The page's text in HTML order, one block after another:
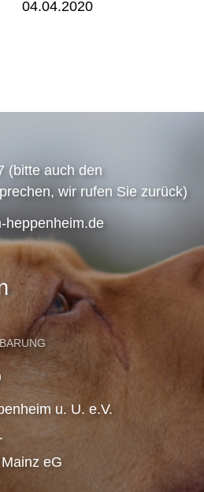
04.04.2020
(bitte auch den
wir rufen Sie zurück)
heppenheim.de
u. U. e.V.
eG